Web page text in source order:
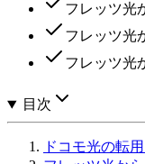
フレッツ光
フレッツ光
フレッツ光
目次
ドコモ光の転